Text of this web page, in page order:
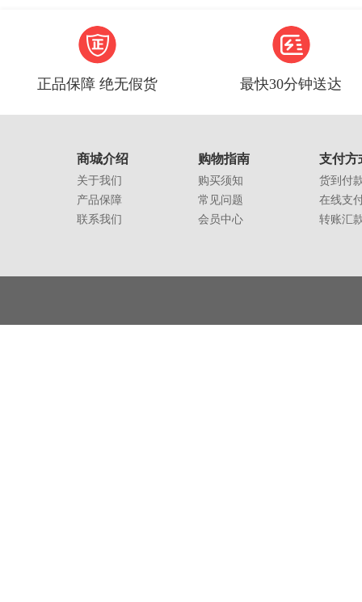
正品保障 绝无假货 最快30分钟送达
商城介绍
关于我们
产品保障
联系我们
购物指南
购买须知
常见问题
会员中心
支付方
货到付
在线支
转账汇